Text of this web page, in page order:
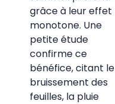
grâce à leur effet
monotone. Une
petite étude
confirme ce
bénéfice, citant le
bruissement des
feuilles, la pluie